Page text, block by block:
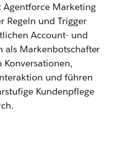
Agentforce Marketing
Regeln und Trigger
Account- und
als Markenbotschafter
und führen
Kundenpflege